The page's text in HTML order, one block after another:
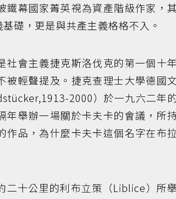
鐵幕國家菁英視為資產階級作家，
礎，更是與共產主義格格不入。
社會主義捷克斯洛伐克的第一個十
被輕聲提及。捷克查理士大學德國
2000）於一九六二年
舉辦一場關於卡夫卡的會議，所
作品，為什麼卡夫卡這個名字在布
二十公里的利布立策（Liblice）所